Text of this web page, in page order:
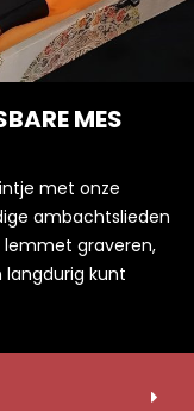
MES
met onze
ambachtslieden
lemmet graveren,
langdurig kunt